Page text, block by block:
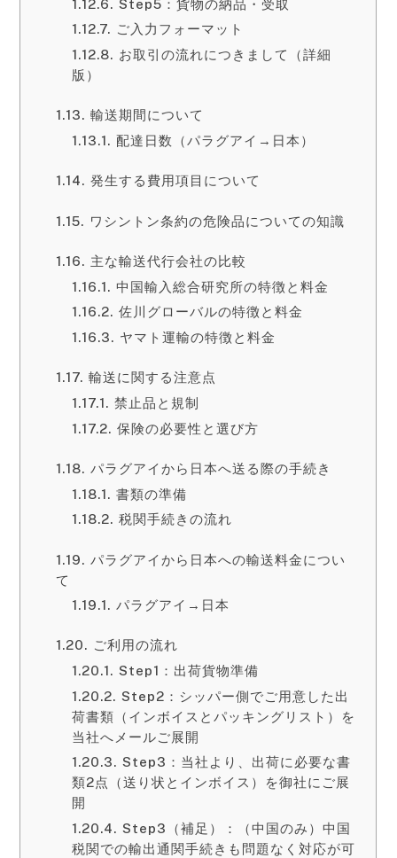
Step5：貨物の納品・受取
ご入力フォーマット
お取引の流れにつきまして（詳細
版）
輸送期間について
配達日数（パラグアイ→日本）
発生する費用項目について
ワシントン条約の危険品についての知識
主な輸送代行会社の比較
中国輸入総合研究所の特徴と料金
佐川グローバルの特徴と料金
ヤマト運輸の特徴と料金
輸送に関する注意点
禁止品と規制
保険の必要性と選び方
パラグアイから日本へ送る際の手続き
書類の準備
税関手続きの流れ
パラグアイから日本への輸送料金につい
て
パラグアイ→日本
ご利用の流れ
Step1：出荷貨物準備
Step2：シッパー側でご用意した出
荷書類（インボイスとパッキングリスト）を
当社へメールご展開
Step3：当社より、出荷に必要な書
類2点（送り状とインボイス）を御社にご展
開
Step3（補足）：（中国のみ）中国
税関での輸出通関手続きも問題なく対応が可